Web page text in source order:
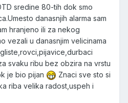
sredine 80-tih dok smo
danasnjih alarma sam
hranjeno ili za nekog
vezali u danasnjim velicinama
svaku ribu bez obzira na vrstu
je bio pijan
Znaci sve sto si
riba velika radost,uspeh i